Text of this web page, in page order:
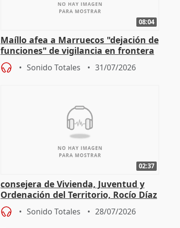
08:04
Maíllo afea a Marruecos "dejación de
funciones" de vigilancia en frontera
con Ceuta
Sonido Totales 31/07/2026
02:37
consejera de Vivienda, Juventud y
Ordenación del Territorio, Rocío Díaz
Sonido Totales 28/07/2026